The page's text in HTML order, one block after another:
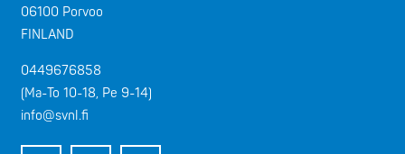
06100 Porvoo
FINLAND
0449676858
(Ma-To 10-18, Pe 9-14)
info@svnl.fi